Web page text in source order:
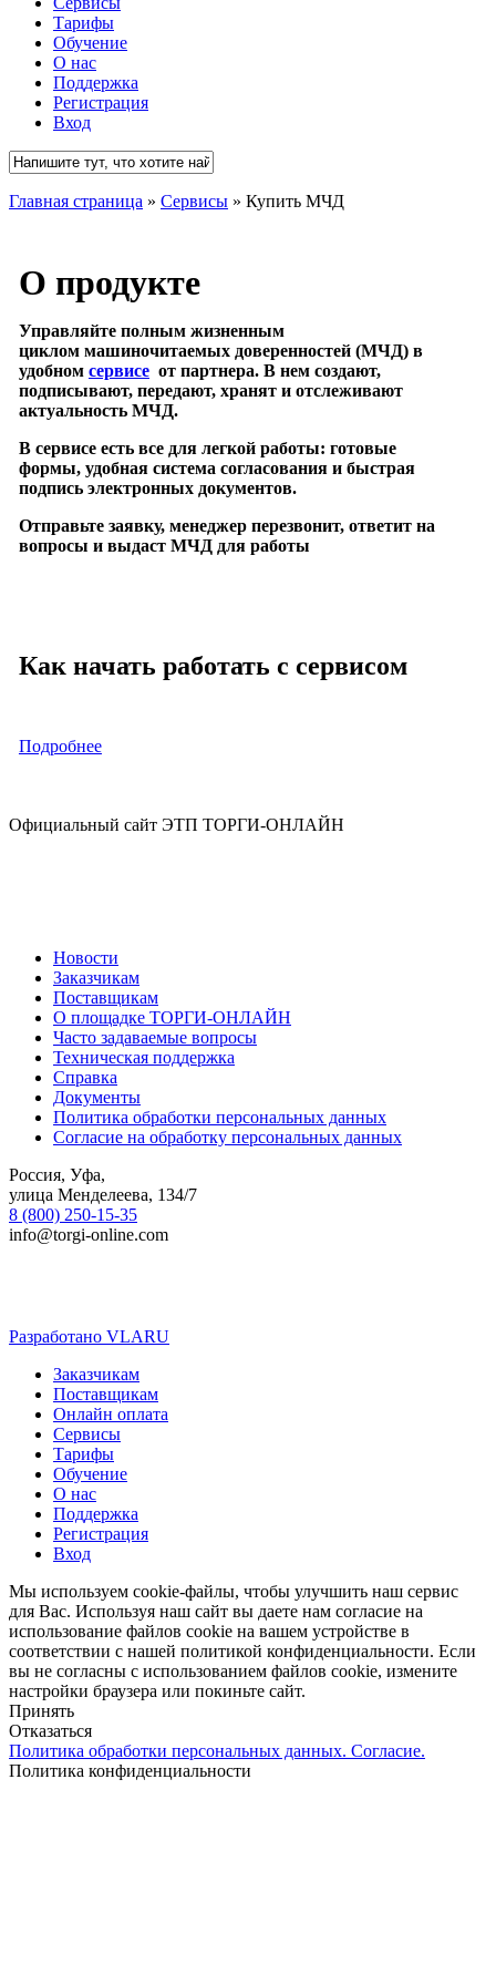
Тарифы
Обучение
О нас
Поддержка
Регистрация
Вход
Search
Главная страница » Сервисы » Купить МЧД
О продукте
Управляйте полным жизненным
циклом машиночитаемых доверенностей (МЧД) в
удобном сервисеот партнера. В нем создают,
подписывают, передают, хранят и отслеживают
актуальность МЧД.
В сервисе есть все для легкой работы: готовые
формы, удобная система согласования и быстрая
подпись электронных документов.
Отправьте заявку, менеджер перезвонит, ответит на
вопросы и выдаст МЧД для работы
Как начать работать с сервисом
Подробнее
Официальный сайт ЭТП ТОРГИ-ОНЛАЙН
Новости
Заказчикам
Поставщикам
О площадке ТОРГИ-ОНЛАЙН
Часто задаваемые вопросы
Техническая поддержка
Справка
Документы
Политика обработки персональных данных
Согласие на обработку персональных данных
Россия, Уфа,
улица Менделеева, 134/7
8 (800) 250-15-35
info@torgi-online.com
Разработано VLARU
Close
Menu
Заказчикам
Поставщикам
Онлайн оплата
Сервисы
Тарифы
Обучение
О нас
Поддержка
Регистрация
Вход
Мы используем cookie-файлы, чтобы улучшить наш сервис
для Вас. Используя наш сайт вы даете нам согласие на
использование файлов cookie на вашем устройстве в
соответствии с нашей политикой конфиденциальности. Если
вы не согласны с использованием файлов cookie, измените
настройки браузера или покиньте сайт.
Принять
Отказаться
Политика обработки персональных данных. Согласие.
Политика конфиденциальности